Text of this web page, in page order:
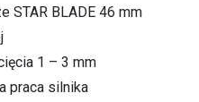
STAR BLADE 46 mm
1 – 3 mm
praca silnika